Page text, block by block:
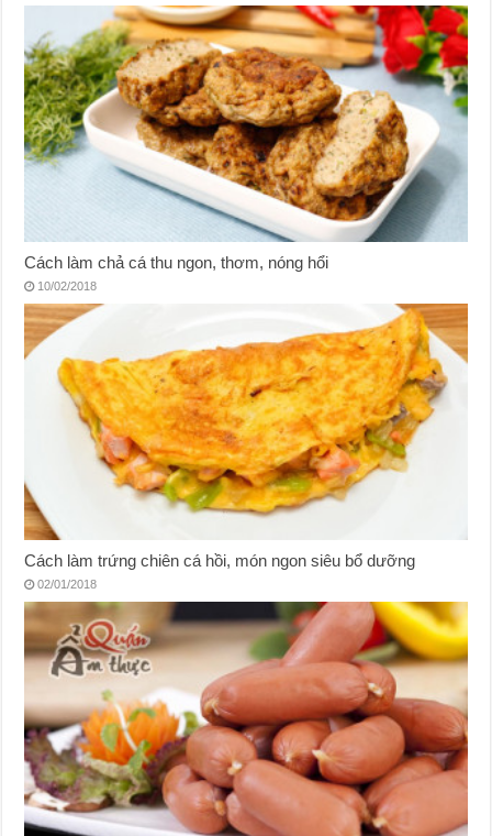
Cách làm chả cá thu ngon, thơm, nóng hổi
10/02/2018
Cách làm trứng chiên cá hồi, món ngon siêu bổ dưỡng
02/01/2018